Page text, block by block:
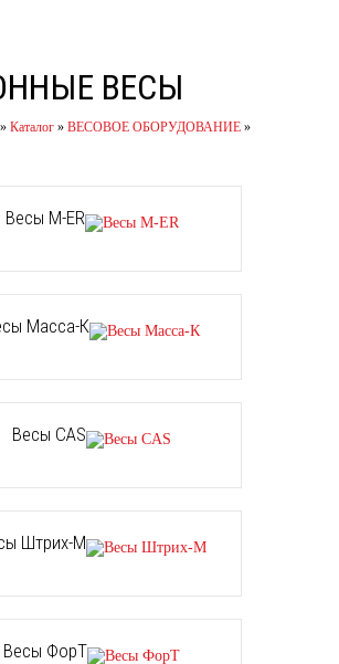
ВЕСЫ
» Каталог » ВЕСОВОЕ ОБОРУДОВАНИЕ »
Весы M-ER
Масса-К
Весы CAS
Штрих-М
Весы ФорТ